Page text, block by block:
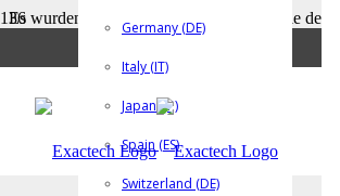
Germany (DE)
Italy (IT)
Japan (JP)
Spain (ES)
Switzerland (DE)
Es wurden keine Ergebnisse gefunden, die
Compliance
Medtech Europe Code